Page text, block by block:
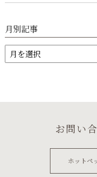
月別記事
お問い
ホットペ